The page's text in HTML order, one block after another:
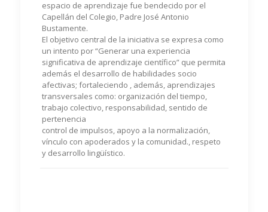
espacio de aprendizaje fue bendecido por el
Capellán del Colegio, Padre José Antonio
Bustamente.
El objetivo central de la iniciativa se expresa como
un intento por “Generar una experiencia
significativa de aprendizaje científico” que permita
además el desarrollo de habilidades socio
afectivas; fortaleciendo , además, aprendizajes
transversales como: organización del tiempo,
trabajo colectivo, responsabilidad, sentido de
pertenencia
control de impulsos, apoyo a la normalización,
vínculo con apoderados y la comunidad., respeto
y desarrollo lingüístico.